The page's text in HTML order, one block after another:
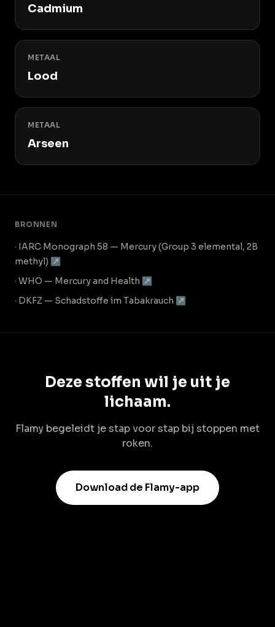
Cadmium
METAAL
Lood
METAAL
Arseen
BRONNEN
· IARC Monograph 58 — Mercury (Group 3 elemental, 2B
methyl) ↗
· WHO — Mercury and Health ↗
· DKFZ — Schadstoffe im Tabakrauch ↗
Deze stoffen wil je uit je
lichaam.
Flamy begeleidt je stap voor stap bij stoppen met
roken.
Download de Flamy-app